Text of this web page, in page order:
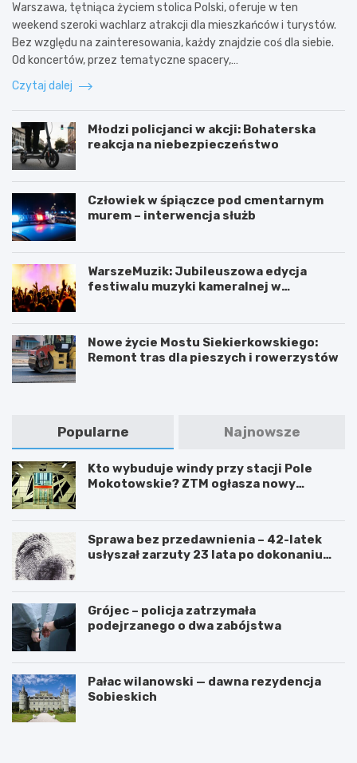
Warszawa, tętniąca życiem stolica Polski, oferuje w ten
weekend szeroki wachlarz atrakcji dla mieszkańców i turystów.
Bez względu na zainteresowania, każdy znajdzie coś dla siebie.
Od koncertów, przez tematyczne spacery,…
Czytaj dalej
Młodzi policjanci w akcji: Bohaterska
reakcja na niebezpieczeństwo
Człowiek w śpiączce pod cmentarnym
murem – interwencja służb
WarszeMuzik: Jubileuszowa edycja
festiwalu muzyki kameralnej w
Nowe życie Mostu Siekierkowskiego:
Remont tras dla pieszych i rowerzystów
Popularne Najnowsze
Kto wybuduje windy przy stacji Pole
Mokotowskie? ZTM ogłasza nowy
Sprawa bez przedawnienia – 42-latek
usłyszał zarzuty 23 lata po dokonaniu
Grójec – policja zatrzymała
podejrzanego o dwa zabójstwa
Pałac wilanowski — dawna rezydencja
Sobieskich